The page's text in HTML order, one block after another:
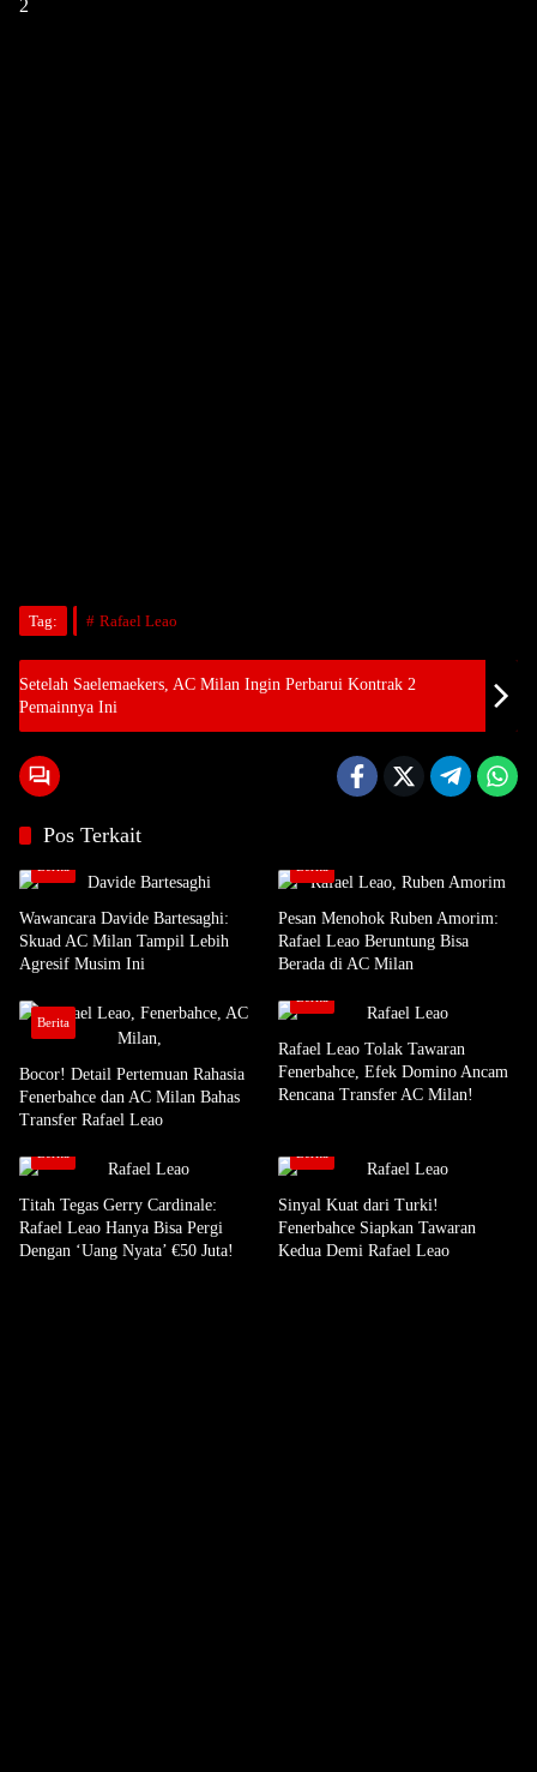
2
Tag: Rafael Leao
Setelah Saelemaekers, AC Milan Ingin Perbarui Kontrak 2
Pemainnya Ini
Pos Terkait
Wawancara Davide Bartesaghi:
Skuad AC Milan Tampil Lebih
Agresif Musim Ini
Pesan Menohok Ruben Amorim:
Rafael Leao Beruntung Bisa
Berada di AC Milan
Berita
Bocor! Detail Pertemuan Rahasia
Fenerbahce dan AC Milan Bahas
Transfer Rafael Leao
Rafael Leao Tolak Tawaran
Fenerbahce, Efek Domino Ancam
Rencana Transfer AC Milan!
Titah Tegas Gerry Cardinale:
Rafael Leao Hanya Bisa Pergi
Dengan ‘Uang Nyata’ €50 Juta!
Sinyal Kuat dari Turki!
Fenerbahce Siapkan Tawaran
Kedua Demi Rafael Leao